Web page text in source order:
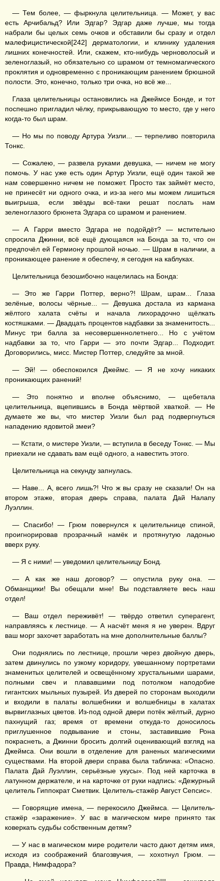
— Тем более, — фыркнула целительница. — Может, у вас
есть Арчибальд? Или Эдгар? Эдгар даже лучше, мы тогда
набрали бы целых семь очков и обставили бы сразу и отдел
малефицистической[242] дерматологии, и клинику удаления
лишних конечностей. Или, скажем, кто-нибудь черноволосый и
зеленоглазый, но обязательно со шрамом от темномагического
проклятия и одновременно с проникающим ранением брюшной
полости. Это, конечно, только три очка, но всё же...
Глаза целительницы остановились на Джеймсе Бонде, и тот
поспешно пригладил чёлку, прикрывающую то место, где у него
когда-то был шрам.
— Но мы по поводу Артура Уизли... — терпеливо повторила
Тонкс.
— Сожалею, — развела руками девушка, — ничем не могу
помочь. У нас уже есть один Артур Уизли, ещё один такой же
нам совершенно ничем не поможет. Просто так займёт место,
не принесёт ни одного очка, и из-за него мы можем лишиться
выигрыша, если звёзды всё-таки решат послать нам
зеленоглазого брюнета Эдгара со шрамом и ранением.
— А Гарри вместо Эдгара не подойдёт? — мстительно
спросила Джинни, всё ещё дующаяся на Бонда за то, что он
предпочёл ей Гермиону прошлой ночью. — Шрам в наличии, а
проникающее ранение я обеспечу, я сегодня на каблуках.
Целительница безошибочно нацелилась на Бонда:
— Это же Гарри Поттер, верно?! Шрам, шрам... Глаза
зелёные, волосы чёрные... — Девушка достала из кармана
жёлтого халата счёты и начала лихорадочно щёлкать
костяшками. — Двадцать процентов надбавки за знаменитость...
Минус три балла за несовершеннолетнего... Но с учётом
надбавки за то, что Гарри — это почти Эдгар... Подходит.
Договорились, мисс. Мистер Поттер, следуйте за мной.
— Эй! — обеспокоился Джеймс. — Я не хочу никаких
проникающих ранений!
— Это понятно и вполне объяснимо, — щебетала
целительница, вцепившись в Бонда мёртвой хваткой. — Не
думаете же вы, что мистер Уизли был рад подвергнуться
нападению ядовитой змеи?
— Кстати, о мистере Уизли, — вступила в беседу Тонкс. — Мы
приехали не сдавать вам ещё одного, а навестить этого.
Целительница на секунду запнулась.
— Наве... А, всего лишь?! Что ж вы сразу не сказали! Он на
втором этаже, вторая дверь справа, палата Дай Налапу
Луэллин.
— Спасибо! — Грюм повернулся к целительнице спиной,
проигнорировав прозрачный намёк и протянутую ладонью
вверх руку.
— Я с ними! — уведомил целительницу Бонд.
— А как же наш договор? — опустила руку она. —
Обманщики! Вы обещали мне! Вы подставляете весь наш
отдел!
— Ваш отдел переживёт! — твёрдо ответил суперагент,
направляясь к лестнице. — А насчёт меня я не уверен. Вдруг
ваш морг захочет заработать на мне дополнительные баллы?
Они поднялись по лестнице, прошли через двойную дверь,
затем двинулись по узкому коридору, увешанному портретами
знаменитых целителей и освещённому хрустальными шарами,
полными свеч и плававшими под потолком наподобие
гигантских мыльных пузырей. Из дверей по сторонам выходили
и входили в палаты волшебники и волшебницы в халатах
вырвиглазных цветов. Из-под одной двери потёк жёлтый, дурно
пахнущий газ; время от времени откуда-то доносилось
приглушенное подвывание и стоны, заставившие Рона
покраснеть, а Джинни бросить долгий оценивающий взгляд на
Джеймса. Они вошли в отделение для раненых магическими
существами. На второй двери справа была табличка: «Опасно.
Палата Дай Луэллин, серьёзные укусы». Под ней карточка в
латунном держателе, и на карточке от руки надпись: «Дежурный
целитель Гиппократ Сметвик. Целитель-стажёр Август Сепсис».
— Говорящие имена, — перекосило Джеймса. — Целитель-
стажёр «заражение». У вас в магическом мире принято так
коверкать судьбы собственным детям?
— У нас в магическом мире родители часто дают детям имя,
исходя из соображений благозвучия, — хохотнул Грюм. —
Правда, Нимфадора?